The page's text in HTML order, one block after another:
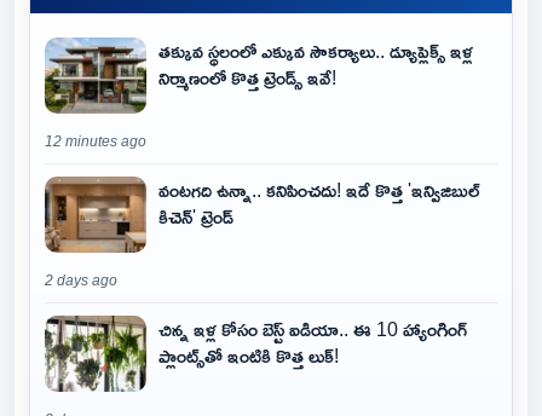
తక్కువ స్థలంలో ఎక్కువ సౌకర్యాలు.. డ్యూప్లెక్స్ ఇళ్ల
నిర్మాణంలో కొత్త ట్రెండ్స్ ఇవే!
12 minutes ago
వంటగది ఉన్నా.. కనిపించదు! ఇదే కొత్త 'ఇన్విజిబుల్
కిచెన్' ట్రెండ్
2 days ago
చిన్న ఇళ్ల కోసం బెస్ట్ ఐడియా.. ఈ 10 హ్యాంగింగ్
ప్లాంట్స్‌తో ఇంటికి కొత్త లుక్!